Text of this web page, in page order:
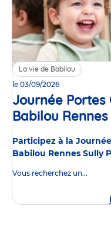
La vie de Babilou
le 03/09/2026
Journée
Babilou
Participez à la
Babilou Rennes Sully
Vous recherchez un...